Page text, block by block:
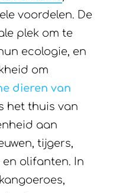
om
dieren van
het thuis van
aan
tijgers,
olifanten. In
te zien,
is.